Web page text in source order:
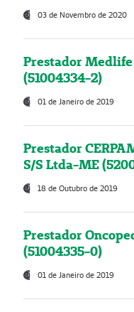
03 de Novembro de 2020
Prestador Medlife
(51004334-2)
01 de Janeiro de 2019
Prestador
S/S Ltda-ME
18 de Outubro de 2019
Prestador
(51004335-0)
01 de Janeiro de 2019